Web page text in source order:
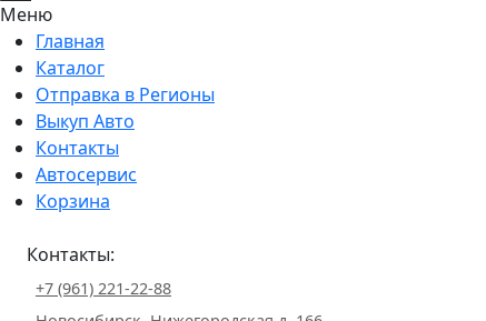
Меню
Главная
Каталог
Отправка в Регионы
Выкуп Авто
Контакты
Автосервис
Корзина
Контакты:
+7 (961) 221-22-88